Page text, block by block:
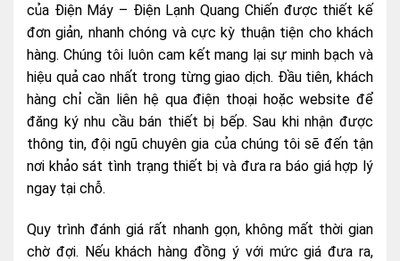
của Điện Máy – Điện Lạnh Quang Chiến được thiết kế
đơn giản, nhanh chóng và cực kỳ thuận tiện cho khách
hàng. Chúng tôi luôn cam kết mang lại sự minh bạch và
hiệu quả cao nhất trong từng giao dịch. Đầu tiên, khách
hàng chỉ cần liên hệ qua điện thoại hoặc website để
đăng ký nhu cầu bán thiết bị bếp. Sau khi nhận được
thông tin, đội ngũ chuyên gia của chúng tôi sẽ đến tận
nơi khảo sát tình trạng thiết bị và đưa ra báo giá hợp lý
ngay tại chỗ.
Quy trình đánh giá rất nhanh gọn, không mất thời gian
chờ đợi. Nếu khách hàng đồng ý với mức giá đưa ra,